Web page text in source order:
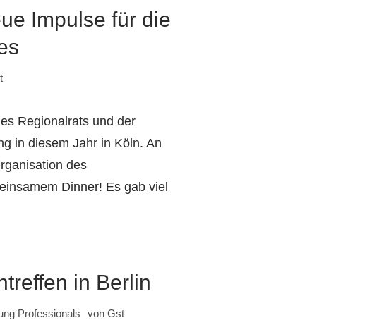
Impulse für die
Regionalrats und der
in diesem Jahr in Köln. An
des
Dinner! Es gab viel
in Berlin
Professionals von Gst